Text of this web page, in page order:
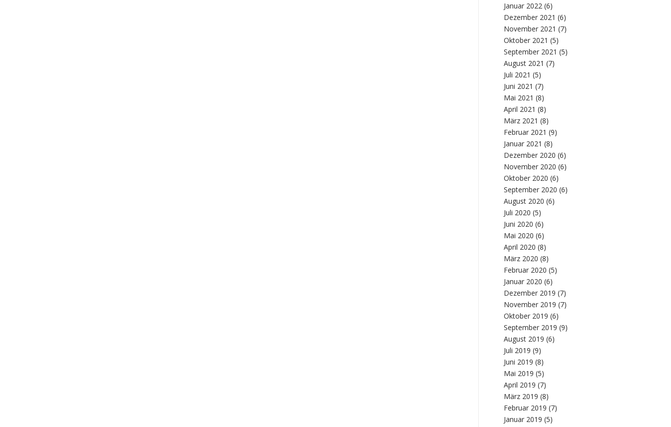
Januar 2022 (6)
Dezember 2021 (6)
November 2021 (7)
Oktober 2021 (5)
September 2021 (5)
August 2021 (7)
Juli 2021 (5)
Juni 2021 (7)
Mai 2021 (8)
April 2021 (8)
März 2021 (8)
Februar 2021 (9)
Januar 2021 (8)
Dezember 2020 (6)
November 2020 (6)
Oktober 2020 (6)
September 2020 (6)
August 2020 (6)
Juli 2020 (5)
Juni 2020 (6)
Mai 2020 (6)
April 2020 (8)
März 2020 (8)
Februar 2020 (5)
Januar 2020 (6)
Dezember 2019 (7)
November 2019 (7)
Oktober 2019 (6)
September 2019 (9)
August 2019 (6)
Juli 2019 (9)
Juni 2019 (8)
Mai 2019 (5)
April 2019 (7)
März 2019 (8)
Februar 2019 (7)
Januar 2019 (5)